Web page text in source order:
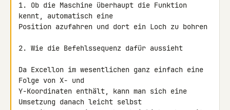
1. Ob die Maschine überhaupt die Funktion
kennt, automatisch eine
Position azufahren und dort ein Loch zu bohren
2. Wie die Befehlssequenz dafür aussieht
Da Excellon im wesentlichen ganz einfach eine
Folge von X- und
Y-Koordinaten enthält, kann man sich eine
Umsetzung danach leicht selbst